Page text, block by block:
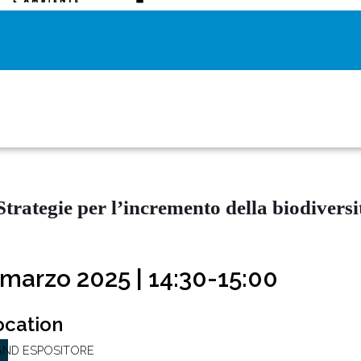
per l’incremento della
2025 | 14:30-15:00
ESPOSITORE